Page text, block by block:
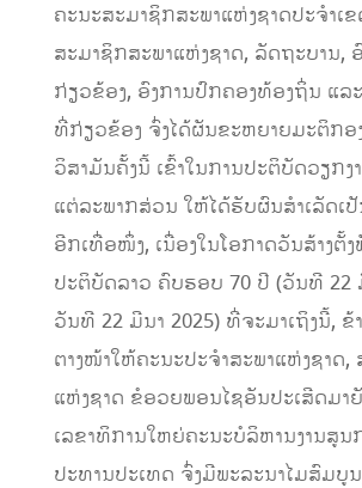
ຄະນະສະມາຊິກສະພາແຫ່ງຊາດປະຈໍາເ
ສະມາຊິກສະພາແຫ່ງຊາດ, ລັດຖະບານ,
ກ່ຽວຂ້ອງ, ອົງການປົກຄອງທ້ອງຖິ່ນ ແ
ທີ່ກ່ຽວຂ້ອງ ຈົ່ງໄດ້ຜັນຂະຫຍາຍມະຕິກ
ວິສາມັນຄັ້ງນີ້ ເຂົ້າໃນການປະຕິບັດວຽກງ
ແຕ່ລະພາກສ່ວນ ໃຫ້ໄດ້ຮັບຜົນສໍາເລັດເປັ
ອີກເທື່ອໜຶ່ງ, ເນື່ອງໃນໂອກາດວັນສ້າງຕັ້
ປະຕິບັດລາວ ຄົບຮອບ 70 ປີ (ວັນທີ 22
ວັນທີ 22 ມີນາ 2025) ທີ່ຈະມາເຖິງນີ້, ຂ້
ຕາງໜ້າໃຫ້ຄະນະປະຈໍາສະພາແຫ່ງຊາດ,
ແຫ່ງຊາດ ຂໍອວຍພອນໄຊອັນປະເສີດມາ
ເລຂາທິການໃຫຍ່ຄະນະບໍລິຫານງານສູນ
ປະທານປະເທດ ຈົ່ງມີພະລະນາໄມສົມບູ